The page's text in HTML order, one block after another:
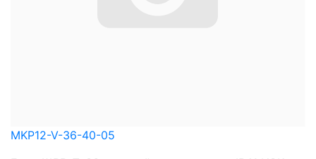
MKP12-V-36-40-05